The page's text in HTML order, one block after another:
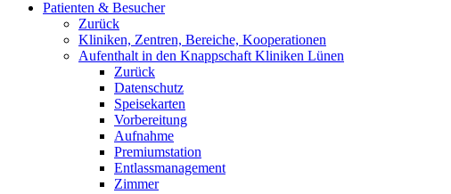
Patienten & Besucher
Zurück
Kliniken, Zentren, Bereiche, Kooperationen
Aufenthalt in den Knappschaft Kliniken Lünen
Zurück
Datenschutz
Speisekarten
Vorbereitung
Aufnahme
Premiumstation
Entlassmanagement
Zimmer